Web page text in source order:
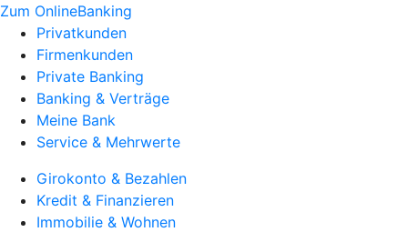
Zum OnlineBanking
Privatkunden
Firmenkunden
Private Banking
Banking & Verträge
Meine Bank
Service & Mehrwerte
Girokonto & Bezahlen
Kredit & Finanzieren
Immobilie & Wohnen